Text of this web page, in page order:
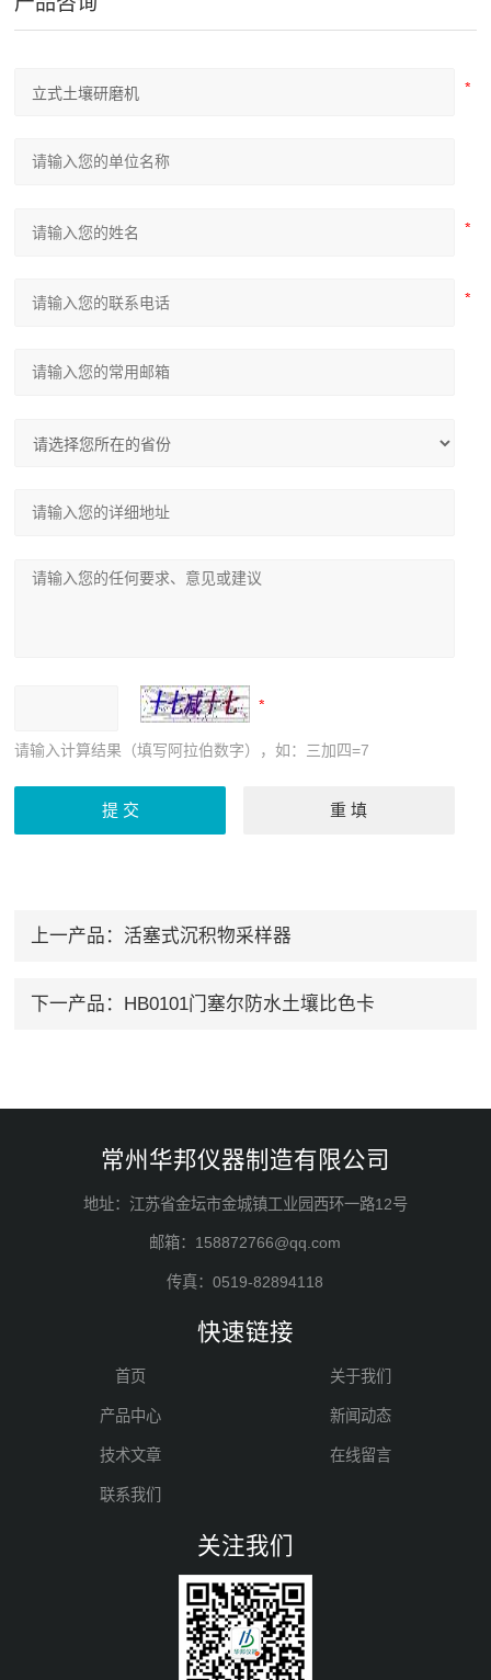
请输入计算结果（填写阿拉伯数字），如：三加四=7
上一产品： 活塞式沉积物采样器
下一产品： HB0101门塞尔防水土壤比色卡
常州华邦仪器制造有限公司
地址：江苏省金坛市金城镇工业园西环一路12号
邮箱：158872766@qq.com
传真：0519-82894118
快速链接
首页 关于我们
产品中心 新闻动态
技术文章 在线留言
联系我们
关注我们